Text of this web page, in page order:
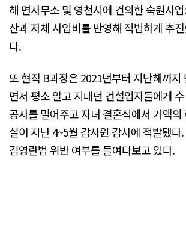
해 면사무소 및 영천시에 건의한 숙원사
산과 자체 사업비를 반영해 적법하게 추
다.
또 현직 B과장은 2021년부터 지난해까지
면서 평소 알고 지내던 건설업자들에게
공사를 밀어주고 자녀 결혼식에서 거액
실이 지난 4~5월 감사원 감사에 적발됐다
김영란법 위반 여부를 들여다보고 있다.